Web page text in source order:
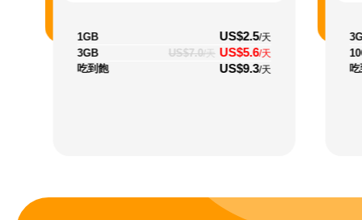
1GB US$2.5/天
3GB US$7.0/天 US$5.6/天
吃到飽 US$9.3/天
吃